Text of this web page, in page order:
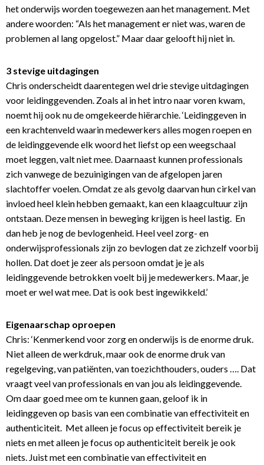
het onderwijs worden toegewezen aan het management. Met
andere woorden: “Als het management er niet was, waren de
problemen al lang opgelost.” Maar daar gelooft hij niet in.
3 stevige uitdagingen
Chris onderscheidt daarentegen wel drie stevige uitdagingen
voor leidinggevenden. Zoals al in het intro naar voren kwam,
noemt hij ook nu de omgekeerde hiërarchie. ‘Leidinggeven in
een krachtenveld waarin medewerkers alles mogen roepen en
de leidinggevende elk woord het liefst op een weegschaal
moet leggen, valt niet mee. Daarnaast kunnen professionals
zich vanwege de bezuinigingen van de afgelopen jaren
slachtoffer voelen. Omdat ze als gevolg daarvan hun cirkel van
invloed heel klein hebben gemaakt, kan een klaagcultuur zijn
ontstaan. Deze mensen in beweging krijgen is heel lastig. En
dan heb je nog de bevlogenheid. Heel veel zorg- en
onderwijsprofessionals zijn zo bevlogen dat ze zichzelf voorbij
hollen. Dat doet je zeer als persoon omdat je je als
leidinggevende betrokken voelt bij je medewerkers. Maar, je
moet er wel wat mee. Dat is ook best ingewikkeld.’
Eigenaarschap oproepen
Chris: ‘Kenmerkend voor zorg en onderwijs is de enorme druk.
Niet alleen de werkdruk, maar ook de enorme druk van
regelgeving, van patiënten, van toezichthouders, ouders …. Dat
vraagt veel van professionals en van jou als leidinggevende.
Om daar goed mee om te kunnen gaan, geloof ik in
leidinggeven op basis van een combinatie van effectiviteit en
authenticiteit. Met alleen je focus op effectiviteit bereik je
niets en met alleen je focus op authenticiteit bereik je ook
niets. Juist met een combinatie van effectiviteit en